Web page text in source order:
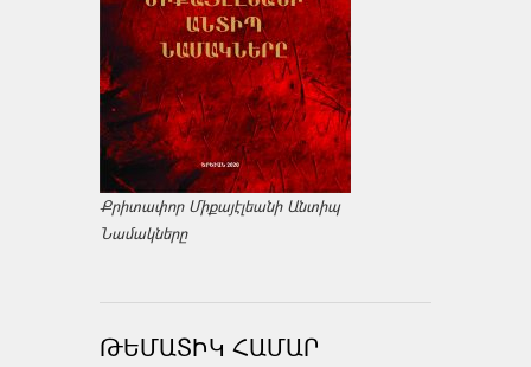
Քրիտափոր Միքայէլեանի Անտիպ
Նամակները
ԹԵՄԱՏԻԿ ՀԱՄԱՐ